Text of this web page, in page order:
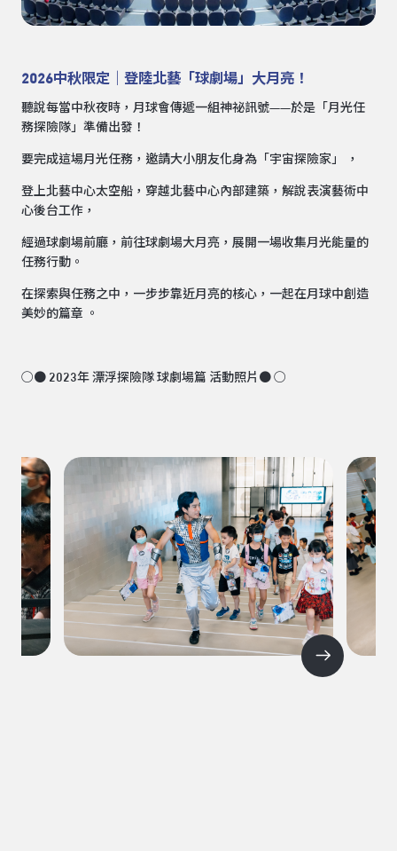
2026中秋限定｜登陸北藝「球劇場」大月亮！
聽說每當中秋夜時，月球會傳遞一組神祕訊號——於是「月光任
務探險隊」準備出發！
要完成這場月光任務，邀請大小朋友化身為「宇宙探險家」 ，
登上北藝中心太空船，穿越北藝中心內部建築，解說表演藝術中
心後台工作，
經過球劇場前廳，前往球劇場大月亮，展開一場收集月光能量的
任務行動。
在探索與任務之中，一步步靠近月亮的核心，一起在月球中創造
美妙的篇章 。
○● 2023年 漂浮探險隊 球劇場篇 活動照片● ○